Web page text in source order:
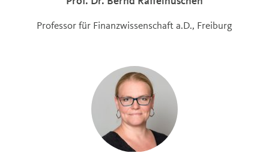
Professor für Finanzwissenschaft a.D., Freiburg